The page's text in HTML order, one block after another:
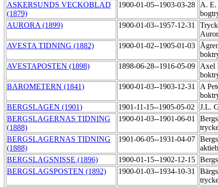
ASKERSUNDS VECKOBLAD
(1879)
1900-01-05--1903-03-28
A. E.
AURORA (1899)
1900-01-03--1957-12-31
AVESTA TIDNING (1882)
1900-01-02--1905-01-03
AVESTAPOSTEN (1898)
1898-06-28--1916-05-09
Axel
BAROMETERN (1841)
1900-01-03--1903-12-31
A
BERGSLAGEN (1901)
1901-11-15--1905-05-02
J.L.
BERGSLAGERNAS TIDNING
(1888)
1900-01-03--1901-06-01
BERGSLAGERNAS TIDNING
(1888)
1901-06-05--1931-04-07
BERGSLAGSNISSE (1896)
1900-01-15--1902-12-15
BERGSLAGSPOSTEN (1892)
1900-01-03--1934-10-31